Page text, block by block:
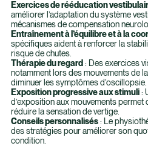
Exercices de rééducation
améliorer l’adaptation du système
mécanismes de compensation
Entraînement à l’équilibre et à la
spécifiques aident à renforcer la
risque de chutes.
Thérapie du regard : Des exercices
notamment lors des mouvements de
diminuer les symptômes d’oscillopsie.
Exposition progressive aux stimuli:
d’exposition aux mouvements permet
réduire la sensation de vertige.
Conseils personnalisés: Le
des stratégies pour améliorer son
condition.